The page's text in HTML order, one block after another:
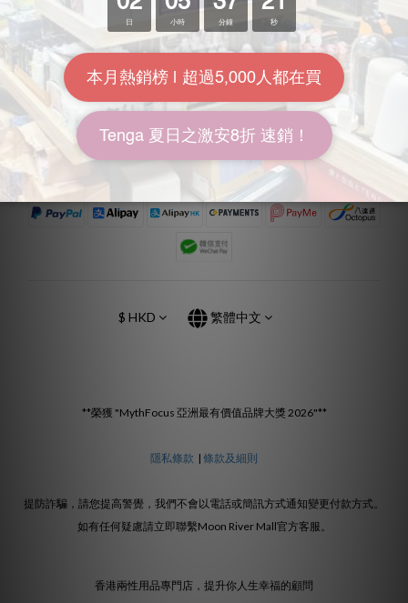
Wechat : moonrivermall
Get QR Code 聯絡我們！
加入TG Channel
$ HKD 繁體中文
**榮獲 "MythFocus 亞洲最有價值品牌大獎 2026"**
隱私條款 | 條款及細則
提防詐騙，請您提高警覺，我們不會以電話或簡訊方式通知變更付款方式。
如有任何疑慮請立即聯繫Moon River Mall官方客服。
香港兩性用品專門店，提升你人生幸福的顧問